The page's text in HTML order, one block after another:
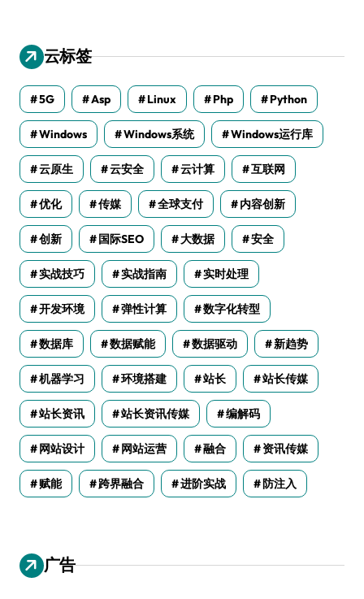
云标签
5G Asp Linux Php Python
Windows Windows系统 Windows运行库
云原生 云安全 云计算 互联网
优化 传媒 全球支付 内容创新
创新 国际SEO 大数据 安全
实战技巧 实战指南 实时处理
开发环境 弹性计算 数字化转型
数据库 数据赋能 数据驱动 新趋势
机器学习 环境搭建 站长 站长传媒
站长资讯 站长资讯传媒 编解码
网站设计 网站运营 融合 资讯传媒
赋能 跨界融合 进阶实战 防注入
广告